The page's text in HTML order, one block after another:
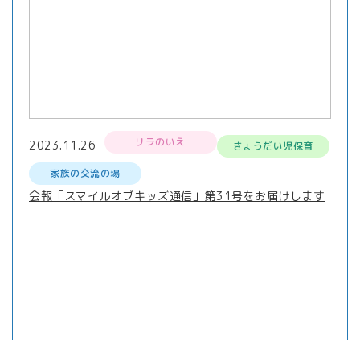
2023.11.26 リラのいえ
きょうだい児保育
家族の交流の場
会報「スマイルオブキッズ通信」第31号をお届けします